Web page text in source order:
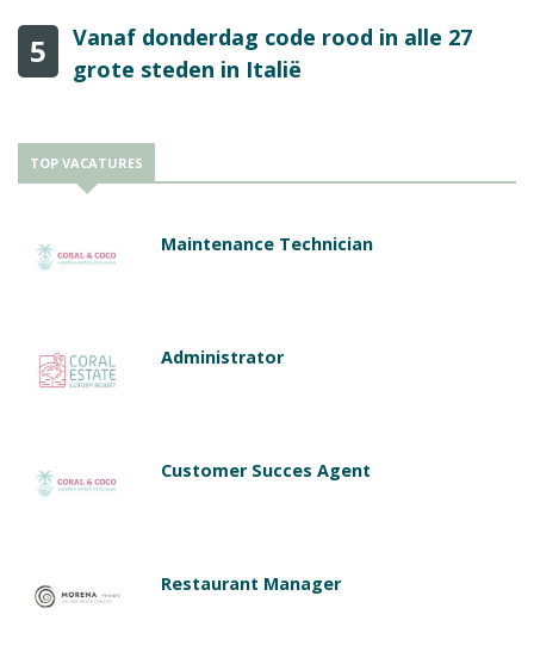
5
Vanaf donderdag code rood in alle 27
grote steden in Italië
TOP VACATURES
Maintenance Technician
Administrator
Customer Succes Agent
Restaurant Manager